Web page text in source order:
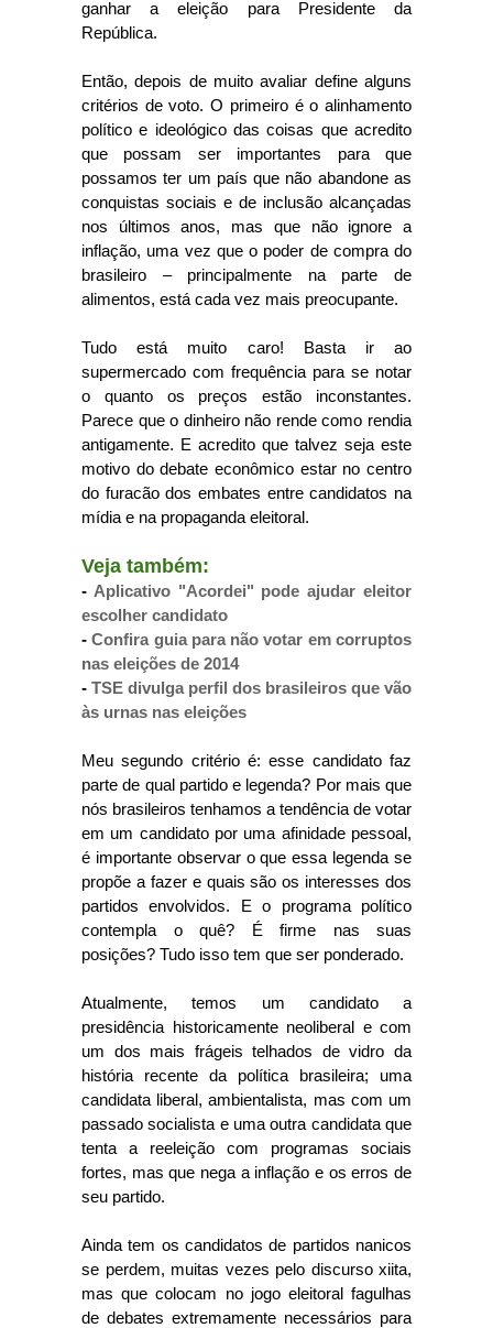
ganhar a eleição para Presidente da
República.
Então, depois de muito avaliar define alguns
critérios de voto. O primeiro é o alinhamento
político e ideológico das coisas que acredito
que possam ser importantes para que
possamos ter um país que não abandone as
conquistas sociais e de inclusão alcançadas
nos últimos anos, mas que não ignore a
inflação, uma vez que o poder de compra do
brasileiro – principalmente na parte de
alimentos, está cada vez mais preocupante.
Tudo está muito caro! Basta ir ao
supermercado com frequência para se notar
o quanto os preços estão inconstantes.
Parece que o dinheiro não rende como rendia
antigamente. E acredito que talvez seja este
motivo do debate econômico estar no centro
do furacão dos embates entre candidatos na
mídia e na propaganda eleitoral.
Veja também:
- Aplicativo "Acordei" pode ajudar eleitor
escolher candidato
-Confira guia para não votar em corruptos
nas eleições de 2014
- TSE divulga perfil dos brasileiros que vão
às urnas nas eleições
Meu segundo critério é: esse candidato faz
parte de qual partido e legenda? Por mais que
nós brasileiros tenhamos a tendência de votar
em um candidato por uma afinidade pessoal,
é importante observar o que essa legenda se
propõe a fazer e quais são os interesses dos
partidos envolvidos. E o programa político
contempla o quê? É firme nas suas
posições? Tudo isso tem que ser ponderado.
Atualmente, temos um candidato a
presidência historicamente neoliberal e com
um dos mais frágeis telhados de vidro da
história recente da política brasileira; uma
candidata liberal, ambientalista, mas com um
passado socialista e uma outra candidata que
tenta a reeleição com programas sociais
fortes, mas que nega a inflação e os erros de
seu partido.
Ainda tem os candidatos de partidos nanicos
se perdem, muitas vezes pelo discurso xiita,
mas que colocam no jogo eleitoral fagulhas
de debates extremamente necessários para